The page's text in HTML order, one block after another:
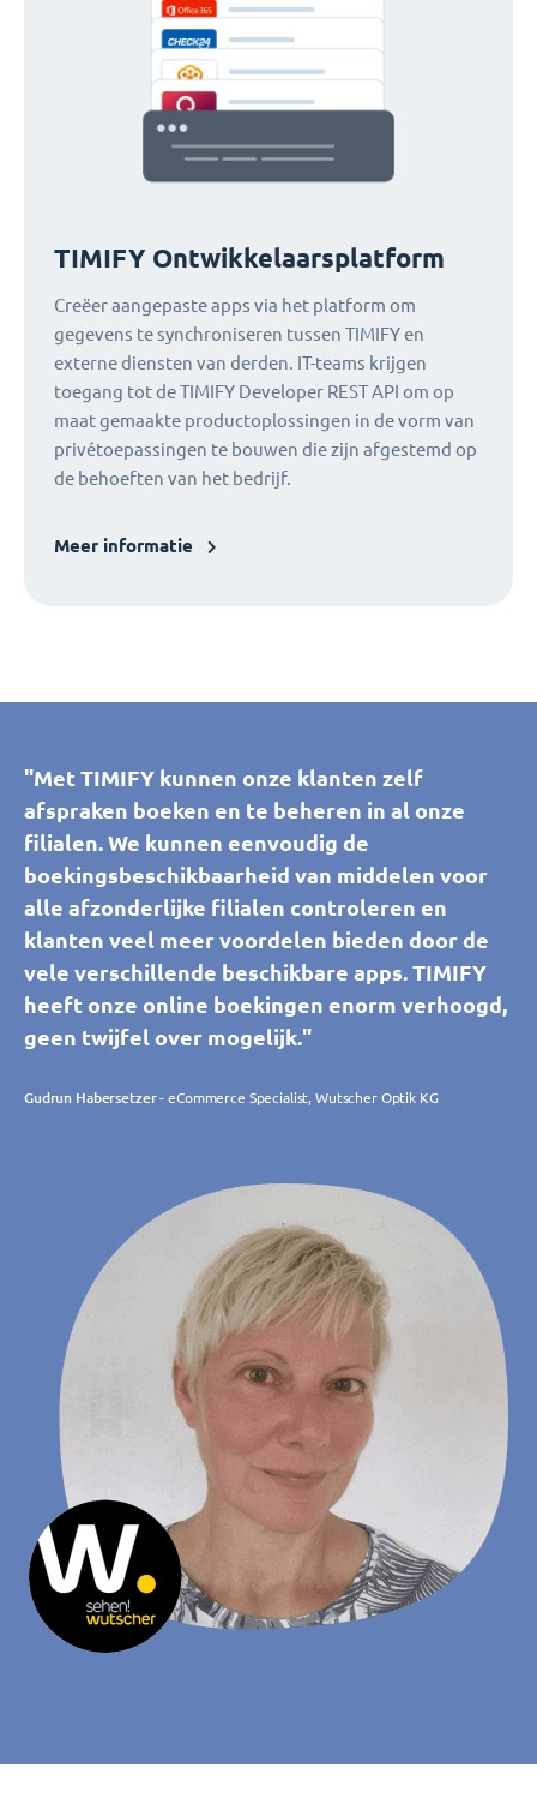
TIMIFY Ontwikkelaarsplatform
Creëer aangepaste apps via het platform om
gegevens te synchroniseren tussen TIMIFY en
externe diensten van derden. IT-teams krijgen
toegang tot de TIMIFY Developer REST API om op
maat gemaakte productoplossingen in de vorm van
privétoepassingen te bouwen die zijn afgestemd op
de behoeften van het bedrijf.
Meer informatie
"Met TIMIFY kunnen onze klanten zelf
afspraken boeken en te beheren in al onze
filialen. We kunnen eenvoudig de
boekingsbeschikbaarheid van middelen voor
alle afzonderlijke filialen controleren en
klanten veel meer voordelen bieden door de
vele verschillende beschikbare apps. TIMIFY
heeft onze online boekingen enorm verhoogd,
geen twijfel over mogelijk."
Gudrun Habersetzer- eCommerce Specialist, Wutscher Optik KG